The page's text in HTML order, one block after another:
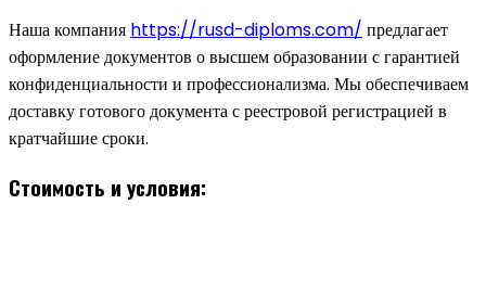
Наша компания https://rusd-diploms.com/ предлагает
оформление документов о высшем образовании с гарантией
конфиденциальности и профессионализма. Мы обеспечиваем
доставку готового документа с реестровой регистрацией в
кратчайшие сроки.
Стоимость и условия: